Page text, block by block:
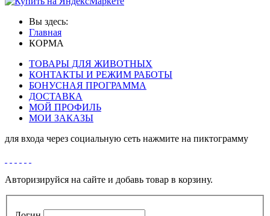
Вы здесь:
Главная
КОРМА
ТОВАРЫ ДЛЯ ЖИВОТНЫХ
КОНТАКТЫ И РЕЖИМ РАБОТЫ
БОНУСНАЯ ПРОГРАММА
ДОСТАВКА
МОЙ ПРОФИЛЬ
МОИ ЗАКАЗЫ
для входа через социальную сеть нажмите на пиктограмму
Авторизируйся на сайте и добавь товар в корзину.